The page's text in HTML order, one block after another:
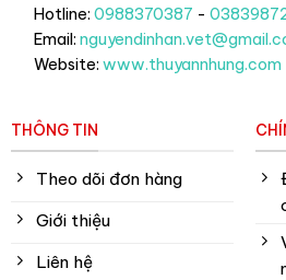
Hotline: 0988370387 -
Email:
Website: www.thuyannhung.com
THÔNG TIN
Theo dõi đơn hàng
Giới thiệu
Liên hệ